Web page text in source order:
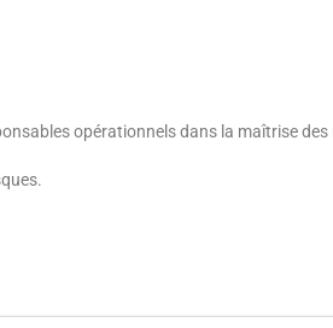
opérationnels dans la maîtrise des